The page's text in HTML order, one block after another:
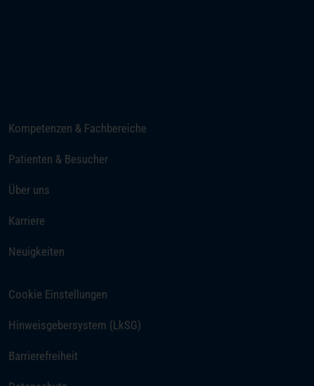
Kompetenzen & Fachbereiche
Patienten & Besucher
Über uns
Karriere
Neuigkeiten
Cookie Einstellungen
Hinweisgebersystem (LkSG)
Barrierefreiheit